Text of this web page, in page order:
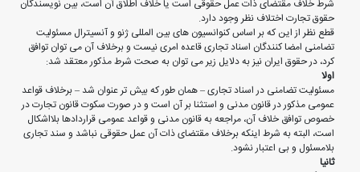
شرط خلاف مقتضای ذات عمل حقوقی است یا خلاف اطلاق آن است، بین نویسندگان
حقوق تجارت اختلاف نظر وجود دارد.
قطع نظر از این که بر اساس کنوانسیون های بین المللی ژنو و آنسیترال مسئولیت
تضامنی امضا کنندگان اسناد تجاری قاعده امری نیست و برخلاف آن می توان توافق
کرد، در حقوق ایران نیز به دلایل زیر می توان به صحت شرط مذکور معتقد شد:
اولا
مسئولیت تضامنی در اسناد تجاری – همان طور که بیش تر عنوان شد – برخلاف قواعد
عمومی مذکور در قانون مدنی و استثنا بر آن است و در صورت سکوت قانون تجارت در
خصوص توافق خلاف آن، مراجعه به قانون مدنی و قواعد عمومی قراردادها بلااشکال
است، البته به شرط اینکه برخلاف مقتضای ذات آن عمل حقوقی نباشد و سند تجاری
بلامسئول و بی اعتبار نشود.
ثانیا